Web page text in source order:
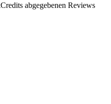
abgegebenen Reviews